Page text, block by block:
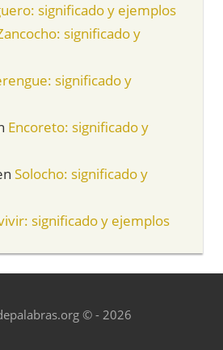
significado y ejemplos
significado y
significado y
Encoreto: significado y
Solocho: significado y
significado y ejemplos
© - 2026